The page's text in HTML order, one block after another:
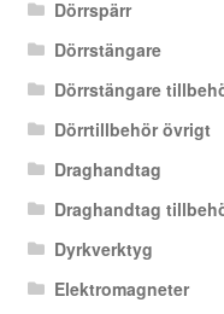
Dörrspärr
Dörrstängare
Dörrstängare
Dörrtillbehör övrigt
Draghandtag
Draghandtag
Dyrkverktyg
Elektromagneter